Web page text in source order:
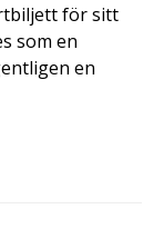
för sitt
som en
en